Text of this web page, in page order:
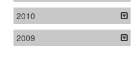
2010
2009